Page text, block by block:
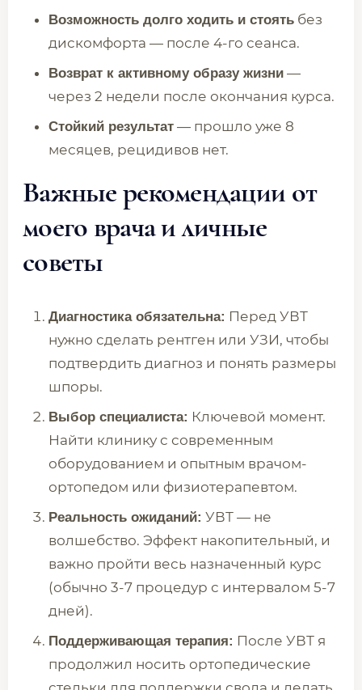
Возможность долго ходить и стоять без
дискомфорта — после 4-го сеанса.
Возврат к активному образу жизни —
через 2 недели после окончания курса.
Стойкий результат — прошло уже 8
месяцев, рецидивов нет.
Важные рекомендации от
моего врача и личные
советы
Диагностика обязательна: Перед УВТ
нужно сделать рентген или УЗИ, чтобы
подтвердить диагноз и понять размеры
шпоры.
Выбор специалиста: Ключевой момент.
Найти клинику с современным
оборудованием и опытным врачом-
ортопедом или физиотерапевтом.
Реальность ожиданий: УВТ — не
волшебство. Эффект накопительный, и
важно пройти весь назначенный курс
(обычно 3-7 процедур с интервалом 5-7
дней).
Поддерживающая терапия: После УВТ я
продолжил носить ортопедические